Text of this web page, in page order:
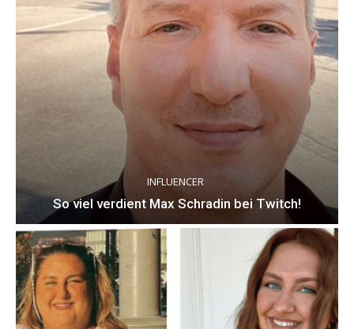
INFLUENCER
So viel verdient Max Schradin bei Twitch!